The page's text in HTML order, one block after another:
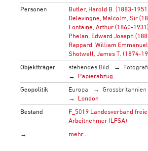
Personen
Butler, Harold B. (1883-
Delevingne, Malcolm, Sir
Fontaine, Arthur (1860-1931)
Phelan, Edward Joseph
Rappard, William
Shotwell, James T. (1874-
Objektträger
stehendes Bild
Papierabzug
Geopolitik
Europa Grossbritannien
London
Bestand
F_5019 Landesverband
Arbeitnehmer (LFSA)
→
mehr…